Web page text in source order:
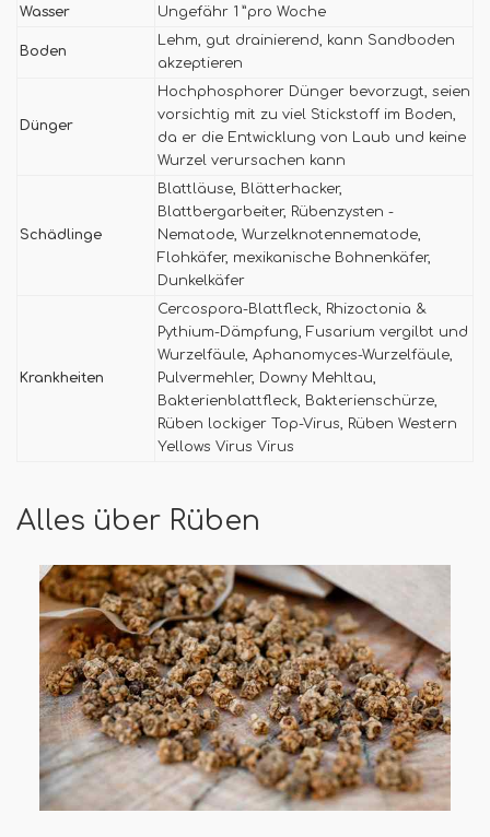
Wasser Ungefähr 1 ”pro Woche
Boden
Lehm, gut drainierend, kann Sandboden
akzeptieren
Dünger
Hochphosphorer Dünger bevorzugt, seien
vorsichtig mit zu viel Stickstoff im Boden,
da er die Entwicklung von Laub und keine
Wurzel verursachen kann
Schädlinge
Blattläuse, Blätterhacker,
Blattbergarbeiter, Rübenzysten -
Nematode, Wurzelknotennematode,
Flohkäfer, mexikanische Bohnenkäfer,
Dunkelkäfer
Krankheiten
Cercospora-Blattfleck, Rhizoctonia &
Pythium-Dämpfung, Fusarium vergilbt und
Wurzelfäule, Aphanomyces-Wurzelfäule,
Pulvermehler, Downy Mehltau,
Bakterienblattfleck, Bakterienschürze,
Rüben lockiger Top-Virus, Rüben Western
Yellows Virus Virus
Alles über Rüben